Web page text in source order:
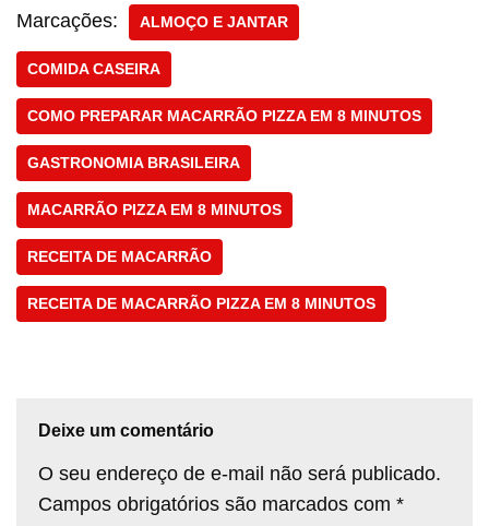
Marcações: ALMOÇO E JANTAR
COMIDA CASEIRA
COMO PREPARAR MACARRÃO PIZZA EM 8 MINUTOS
GASTRONOMIA BRASILEIRA
MACARRÃO PIZZA EM 8 MINUTOS
RECEITA DE MACARRÃO
RECEITA DE MACARRÃO PIZZA EM 8 MINUTOS
Deixe um comentário
O seu endereço de e-mail não será publicado.
Campos obrigatórios são marcados com *